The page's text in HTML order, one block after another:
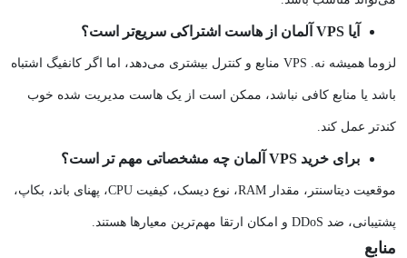
آیا VPS آلمان از هاست اشتراکی سریع‌تر است؟
لزوما همیشه نه. VPS منابع و کنترل بیشتری می‌دهد، اما اگر کانفیگ اشتباه
باشد یا منابع کافی نباشد، ممکن است از یک هاست مدیریت‌ شده خوب
کندتر عمل کند.
برای خرید VPS آلمان چه مشخصاتی مهم‌ تر است؟
موقعیت دیتاسنتر، مقدار RAM، نوع دیسک، کیفیت CPU، پهنای باند، بکاپ،
پشتیبانی، ضد DDoS و امکان ارتقا مهم‌ترین معیارها هستند.
منابع